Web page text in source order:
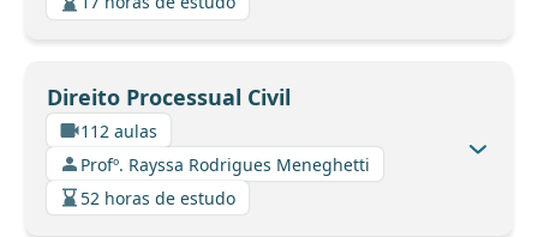
Direito Processual Civil
112 aulas
Profº. Rayssa Rodrigues Meneghetti
52 horas de estudo